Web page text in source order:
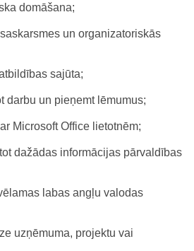
domāšana;
un organizatoriskās
sajūta;
darbu un pieņemt lēmumus;
Microsoft Office lietotnēm;
dažādas informācijas pārvaldības
labas angļu valodas
uzņēmuma, projektu vai